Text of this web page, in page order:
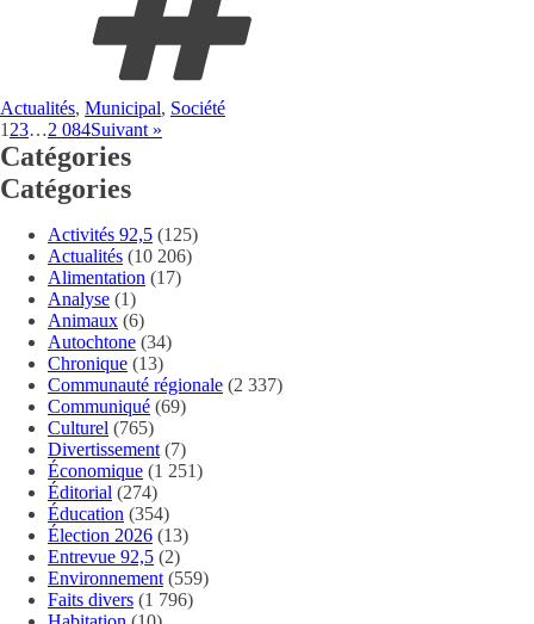
Actualités, Municipal, Société
1 23…2 084Suivant »
Catégories
Catégories
Activités 92,5 (125)
Actualités (10 206)
Alimentation (17)
Analyse (1)
Animaux (6)
Autochtone (34)
Chronique (13)
Communauté régionale (2 337)
Communiqué (69)
Culturel (765)
Divertissement (7)
Économique (1 251)
Éditorial (274)
Éducation (354)
Élection 2026 (13)
Entrevue 92,5 (2)
Environnement (559)
Faits divers (1 796)